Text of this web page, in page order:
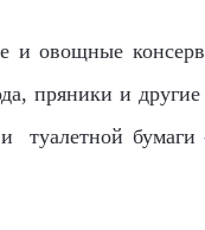
овощные
пряники и
туалетной бумаги